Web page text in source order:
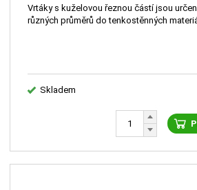
Vrtáky s kuželovou řeznou částí jsou určeny pro vrtání
různých
Skladem